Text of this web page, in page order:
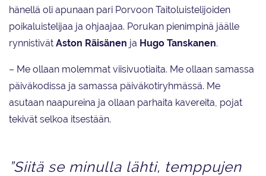
hänellä oli apunaan pari Porvoon Taitoluistelijoiden
poikaluistelijaa ja ohjaajaa. Porukan pienimpinä jäälle
rynnistivät Aston Räisänen ja Hugo Tanskanen.
– Me ollaan molemmat viisivuotiaita. Me ollaan samassa
päiväkodissa ja samassa päiväkotiryhmässä. Me
asutaan naapureina ja ollaan parhaita kavereita, pojat
tekivät selkoa itsestään.
”Siitä se minulla lähti, temppujen